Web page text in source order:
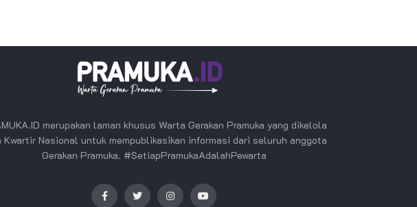
merupakan laman khusus Warta Gerakan Pramuka yang dikelola
Kwartir Nasional untuk mempublikasikan informasi dari seluruh anggota
Gerakan Pramuka. #SetiapPramukaAdalahPewarta